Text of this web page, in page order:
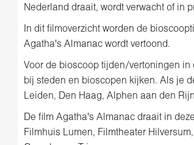
Nederland draait, wordt verwacht of in
In dit filmoverzicht worden de
Agatha's Almanac wordt vertoond.
Voor de bioscoop tijden/vertoningen
bij steden en bioscopen kijken. Als je
Leiden, Den Haag, Alphen aan den
De film Agatha's Almanac draait in
Filmhuis Lumen, Filmtheater